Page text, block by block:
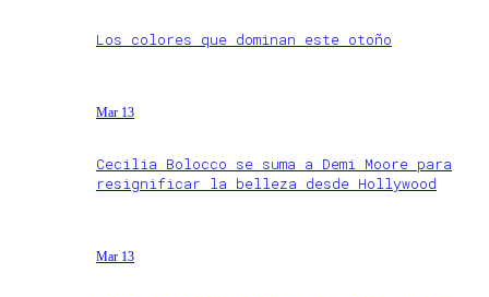
Los colores que dominan este otoño
Mar 13
Cecilia Bolocco se suma a Demi Moore para
resignificar la belleza desde Hollywood
Mar 13